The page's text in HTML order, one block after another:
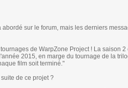
sur le forum, mais les derniers
de WarpZone Project ! La saison
2015, en marge du tournage de la
film soit terminé."
de ce projet ?